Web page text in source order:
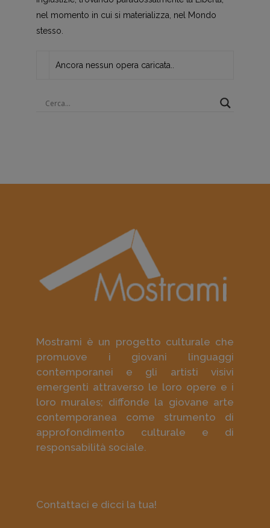
nel momento in cui si materializza, nel Mondo
stesso.
Ancora nessun opera caricata..
Mostrami è un progetto culturale che
promuove i giovani linguaggi
contemporanei e gli artisti visivi
emergenti attraverso le loro opere e i
loro murales; diffonde la giovane arte
contemporanea come strumento di
approfondimento culturale e di
responsabilità sociale.
Contattaci e dicci la tua!